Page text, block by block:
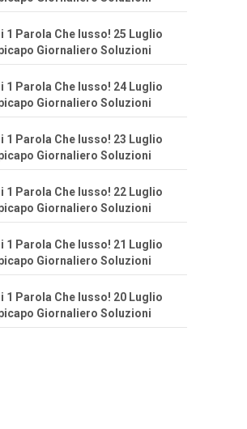
1 Parola Che lusso! 25 Luglio
Giornaliero Soluzioni
1 Parola Che lusso! 24 Luglio
Giornaliero Soluzioni
1 Parola Che lusso! 23 Luglio
Giornaliero Soluzioni
1 Parola Che lusso! 22 Luglio
Giornaliero Soluzioni
1 Parola Che lusso! 21 Luglio
Giornaliero Soluzioni
1 Parola Che lusso! 20 Luglio
Giornaliero Soluzioni